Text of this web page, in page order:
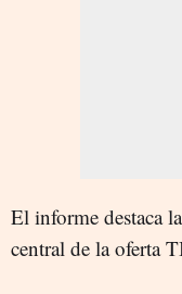
El informe destaca la
central de la oferta